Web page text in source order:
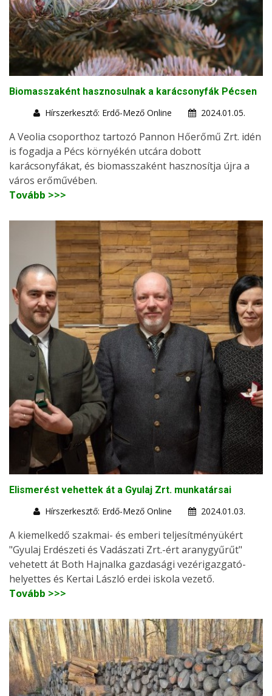
Biomasszaként hasznosulnak a karácsonyfák Pécsen
Hírszerkesztő: Erdő-Mező Online
2024.01.05.
A Veolia csoporthoz tartozó Pannon Hőerőmű Zrt. idén
is fogadja a Pécs környékén utcára dobott
karácsonyfákat, és biomasszaként hasznosítja újra a
város erőművében.
Tovább >>>
Elismerést vehettek át a Gyulaj Zrt. munkatársai
Hírszerkesztő: Erdő-Mező Online
2024.01.03.
A kiemelkedő szakmai- és emberi teljesítményükért
"Gyulaj Erdészeti és Vadászati Zrt.-ért aranygyűrűt"
vehetett át Both Hajnalka gazdasági vezérigazgató-
helyettes és Kertai László erdei iskola vezető.
Tovább >>>